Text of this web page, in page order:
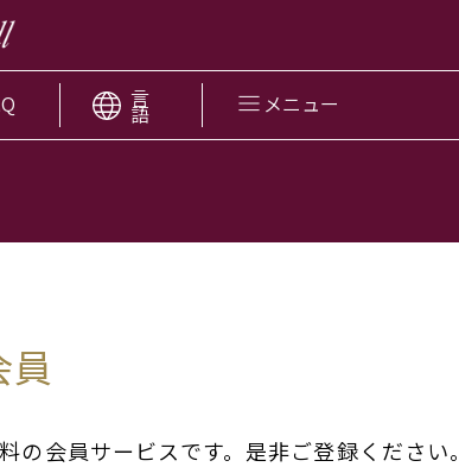
言
語 メニュー
会員サービスです。是非ご登録ください。